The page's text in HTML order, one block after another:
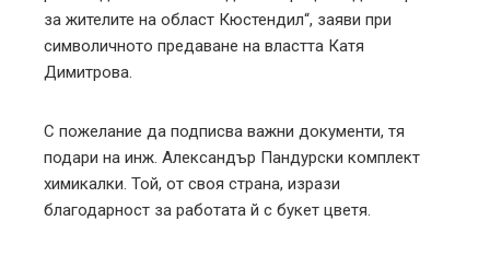
за жителите на област Кюстендил“, заяви при
символичното предаване на властта Катя
Димитрова.
С пожелание да подписва важни документи, тя
подари на инж. Александър Пандурски комплект
химикалки. Той, от своя страна, изрази
благодарност за работата й с букет цветя.